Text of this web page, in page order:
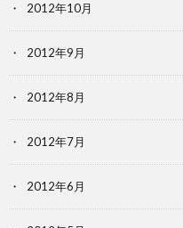
2012年10月
2012年9月
2012年8月
2012年7月
2012年6月